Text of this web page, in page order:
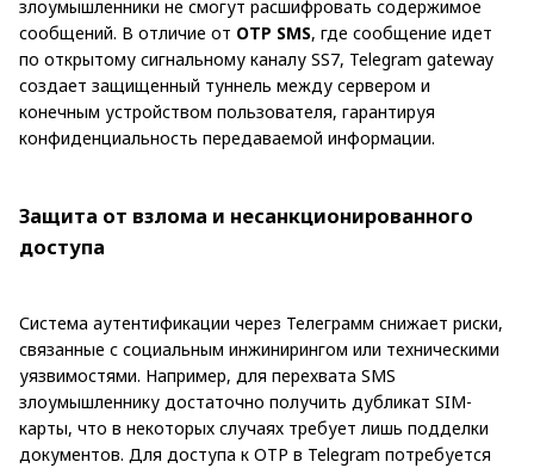
злоумышленники не смогут расшифровать содержимое
сообщений. В отличие от OTP SMS, где сообщение идет
по открытому сигнальному каналу SS7, Telegram gateway
создает защищенный туннель между сервером и
конечным устройством пользователя, гарантируя
конфиденциальность передаваемой информации.
Защита от взлома и несанкционированного
доступа
Система аутентификации через Телеграмм снижает риски,
связанные с социальным инжинирингом или техническими
уязвимостями. Например, для перехвата SMS
злоумышленнику достаточно получить дубликат SIM-
карты, что в некоторых случаях требует лишь подделки
документов. Для доступа к OTP в Telegram потребуется